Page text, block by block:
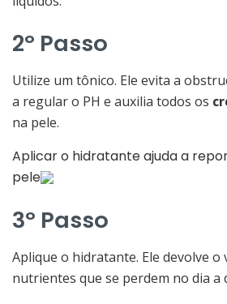
2º Passo
Utilize um tônico. Ele evita a
a regular o PH e auxilia todos os
na pele.
Aplicar o hidratante ajuda a
pele
3º Passo
Aplique o hidratante. Ele devolve o
nutrientes que se perdem no dia a